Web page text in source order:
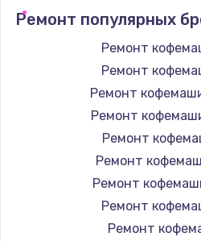
Ремонт популярных
Ремонт
Ремонт
Ремонт
Ремонт
Ремонт
Ремонт
Ремонт
Ремонт
Ремонт